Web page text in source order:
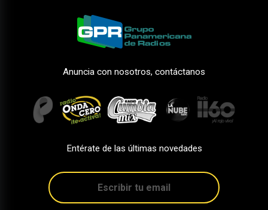
Anuncia con nosotros, contáctanos
Entérate de las últimas novedades